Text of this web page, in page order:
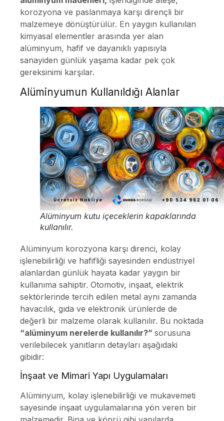
korozyona ve paslanmaya karşı dirençli bir
malzemeye dönüştürülür. En yaygın kullanılan
kimyasal elementler arasında yer alan
alüminyum, hafif ve dayanıklı yapısıyla
sanayiden günlük yaşama kadar pek çok
gereksinimi karşılar.
Alüminyumun Kullanıldığı Alanlar
Alüminyum kutu içeceklerin kapaklarında
kullanılır.
Alüminyum korozyona karşı direnci, kolay
işlenebilirliği ve hafifliği sayesinden endüstriyel
alanlardan günlük hayata kadar yaygın bir
kullanıma sahiptir. Otomotiv, inşaat, elektrik
sektörlerinde tercih edilen metal aynı zamanda
havacılık, gıda ve elektronik ürünlerde de
değerli bir malzeme olarak kullanılır. Bu noktada
“alüminyum nerelerde kullanılır?” sorusuna
verilebilecek yanıtların detayları aşağıdaki
gibidir:
İnşaat ve Mimari Yapı Uygulamaları
Alüminyum, kolay işlenebilirliği ve mukavemeti
sayesinde inşaat uygulamalarına yön veren bir